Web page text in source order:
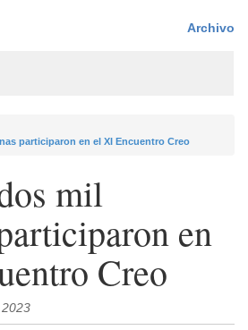
Archivo
participaron en el XI Encuentro Creo
mil
en
Creo